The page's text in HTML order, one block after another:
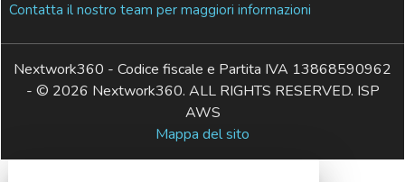
Contatta il nostro team per maggiori informazioni
Nextwork360 - Codice fiscale e Partita IVA 13868590962
- © 2026 Nextwork360. ALL RIGHTS RESERVED. ISP
AWS
Mappa del sito